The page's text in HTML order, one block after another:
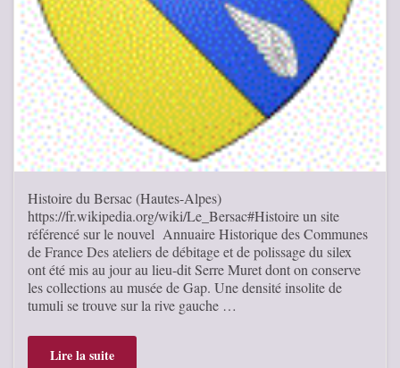
Histoire du Bersac (Hautes-Alpes)
https://fr.wikipedia.org/wiki/Le_Bersac#Histoire un site
référencé sur le nouvel Annuaire Historique des Communes
de France Des ateliers de débitage et de polissage du silex
ont été mis au jour au lieu-dit Serre Muret dont on conserve
les collections au musée de Gap. Une densité insolite de
tumuli se trouve sur la rive gauche …
Lire la suite